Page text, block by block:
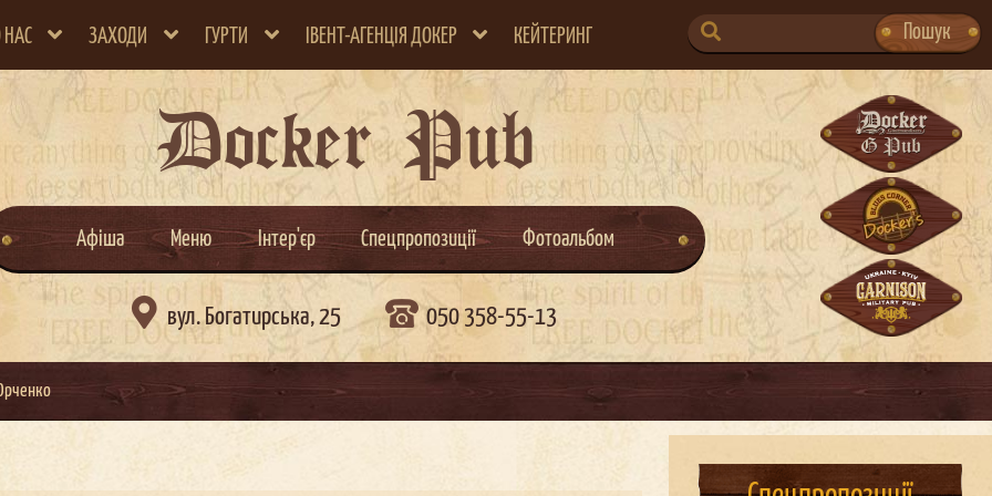
НАС ЗАХОДИ ГУРТИ ІВЕНТ-АГЕНЦІЯ ДОКЕР КЕЙТЕРИНГ
SEARCH
FOR:
Пошук
Docker Pub
Афіша Меню Інтер'єр Спецпропозиції Фотоальбом
 вул. Богатирська, 25 050 358-55-13